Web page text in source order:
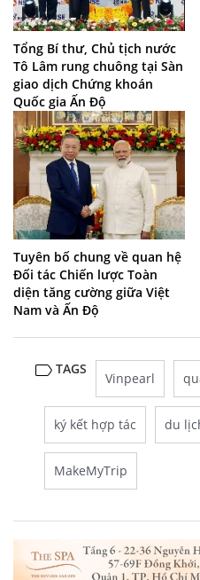
Tổng Bí thư, Chủ tịch nước
Tô Lâm rung chuông tại Sàn
giao dịch Chứng khoán
Quốc gia Ấn Độ
Tuyên bố chung về quan hệ
Đối tác Chiến lược Toàn
diện tăng cường giữa Việt
Nam và Ấn Độ
TAGS
Vinpearl
ký kết hợp tác du
MakeMyTrip